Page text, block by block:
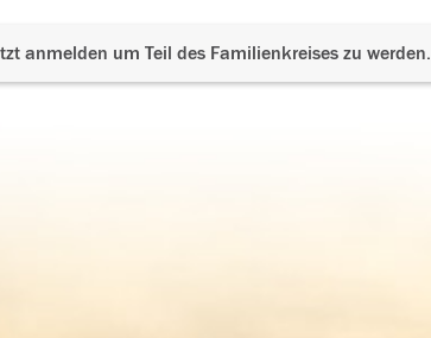
anmelden um Teil des Familienkreises zu werden.